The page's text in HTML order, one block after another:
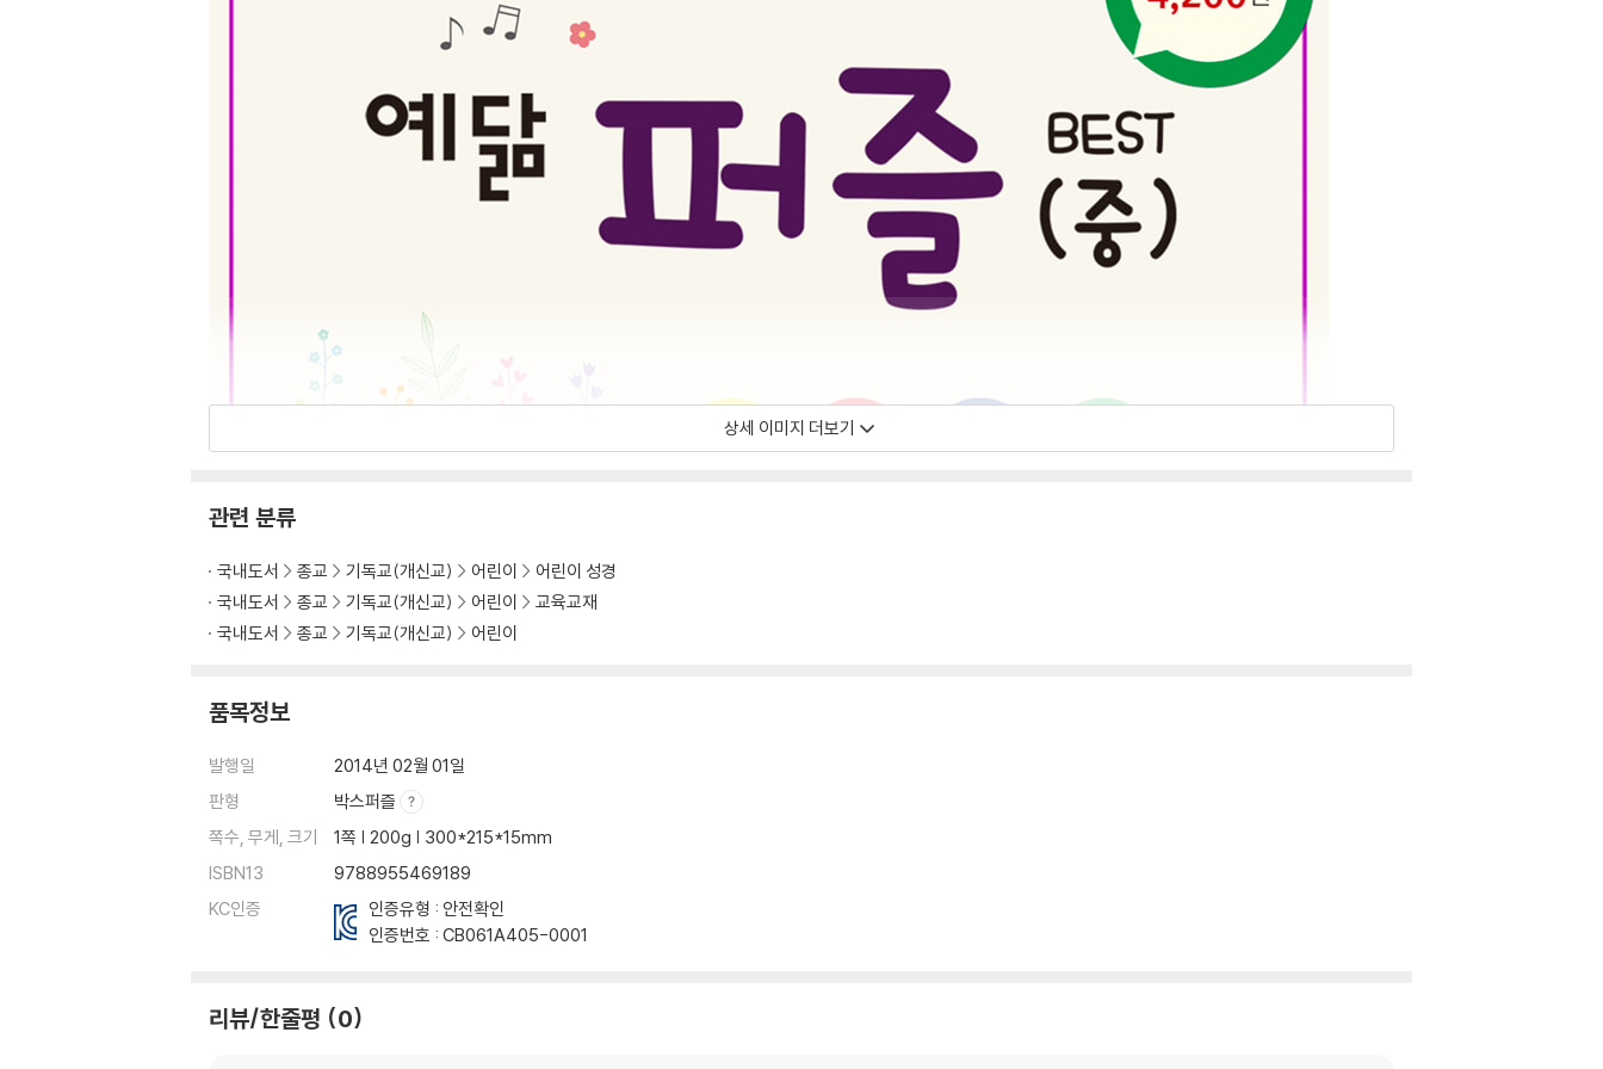
상세 이미지 더보기
관련 분류
국내도서 종교 기독교(개신교) 어린이
어린이 성경
국내도서
종교 기독교(개신교) 어린이
교육교재
국내도서
종교 기독교(개신교) 어린이
품목정보
발행일
2014년 02월 01일
판형
박스퍼즐
쪽수, 무게, 크기
1쪽 | 200g | 300*215*15mm
ISBN13
9788955469189
KC인증
인증유형 : 안전확인
인증번호 :CB061A405-0001
리뷰/한줄평 0